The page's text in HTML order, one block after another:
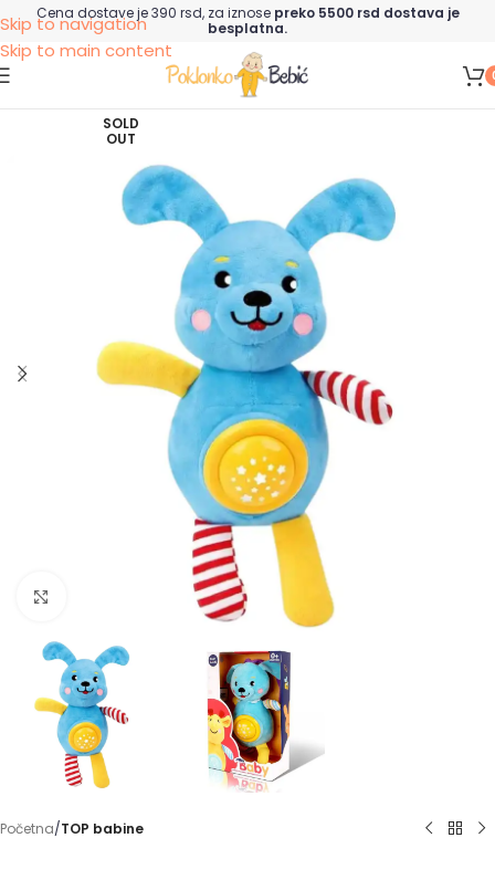
Skip to navigation
Skip to main content
Cena dostave je 390 rsd, za iznose preko 5500 rsd dostava je
besplatna.
SOLD
OUT
Početna TOP babine